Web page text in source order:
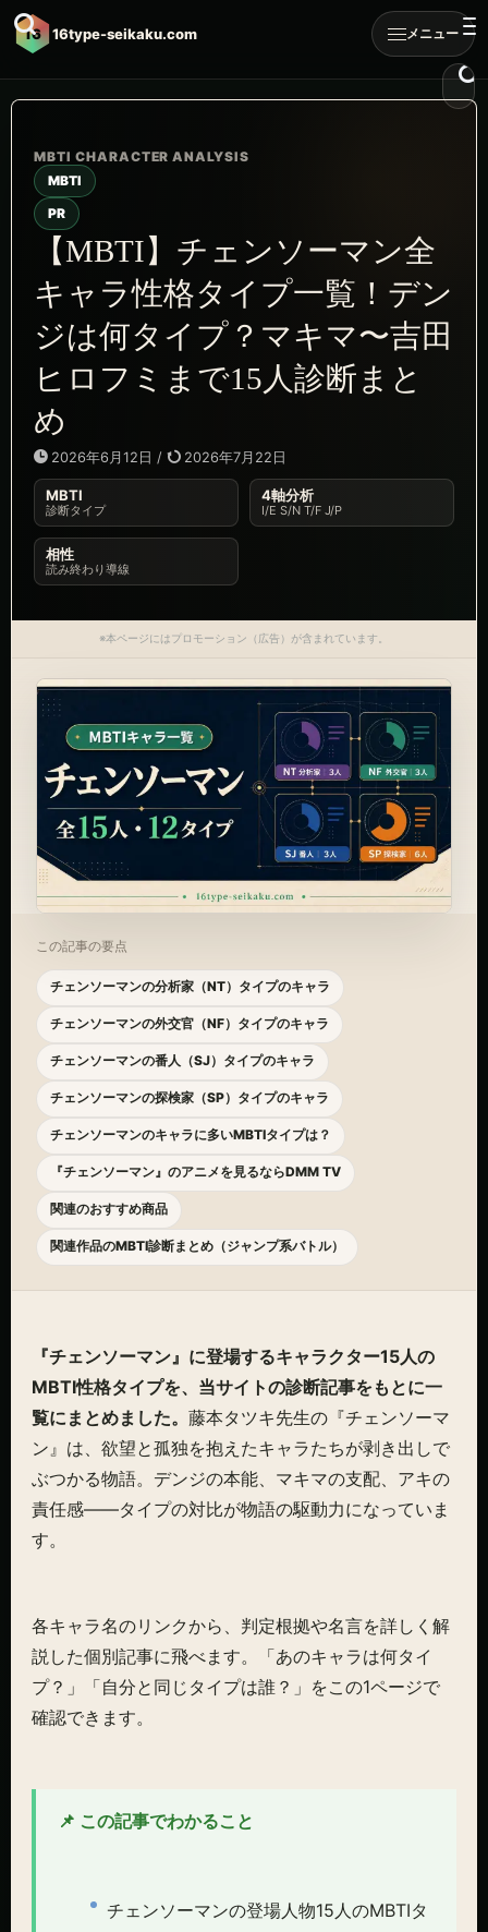
16 16type-seikaku.com メニュー
MBTI
PR
【MBTI】チェンソーマン全
キャラ性格タイプ一覧！デン
ジは何タイプ？マキマ〜吉田
ヒロフミまで15人診断まと
め
2026年6月12日 / 2026年7月22日
MBTI
診断タイプ
4軸分析
I/E S/N T/F J/P
相性
読み終わり導線
※本ページにはプロモーション（広告）が含まれています。
この記事の要点
チェンソーマンの分析家（NT）タイプのキャラ
チェンソーマンの外交官（NF）タイプのキャラ
チェンソーマンの番人（SJ）タイプのキャラ
チェンソーマンの探検家（SP）タイプのキャラ
チェンソーマンのキャラに多いMBTIタイプは？
『チェンソーマン』のアニメを見るならDMM TV
関連のおすすめ商品
関連作品のMBTI診断まとめ（ジャンプ系バトル）
『チェンソーマン』に登場するキャラクター15人の
MBTI性格タイプを、当サイトの診断記事をもとに一
覧にまとめました。 藤本タツキ先生の『チェンソーマ
ン』は、欲望と孤独を抱えたキャラたちが剥き出しで
ぶつかる物語。デンジの本能、マキマの支配、アキの
責任感——タイプの対比が物語の駆動力になっていま
す。
各キャラ名のリンクから、判定根拠や名言を詳しく解
説した個別記事に飛べます。「あのキャラは何タイ
プ？」「自分と同じタイプは誰？」をこの1ページで
確認できます。
📌 この記事でわかること
チェンソーマンの登場人物15人のMBTIタ